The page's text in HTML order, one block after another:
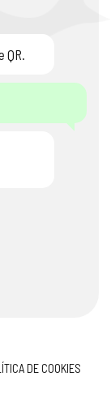
QR.
DE COOKIES